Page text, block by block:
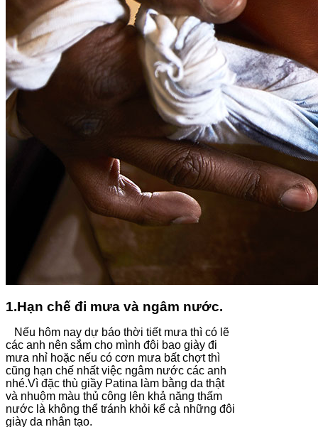
1.Hạn chế đi mưa và ngâm nước.
Nếu hôm nay dự báo thời tiết mưa thì có lẽ
các anh nên sắm cho mình đôi bao giày đi
mưa nhỉ hoặc nếu có cơn mưa bất chợt thì
cũng hạn chế nhất việc ngâm nước các anh
nhé.Vì đặc thù giầy Patina làm bằng da thật
và nhuộm màu thủ công lên khả năng thấm
nước là không thể tránh khỏi kể cả những đôi
giày da nhân tạo.